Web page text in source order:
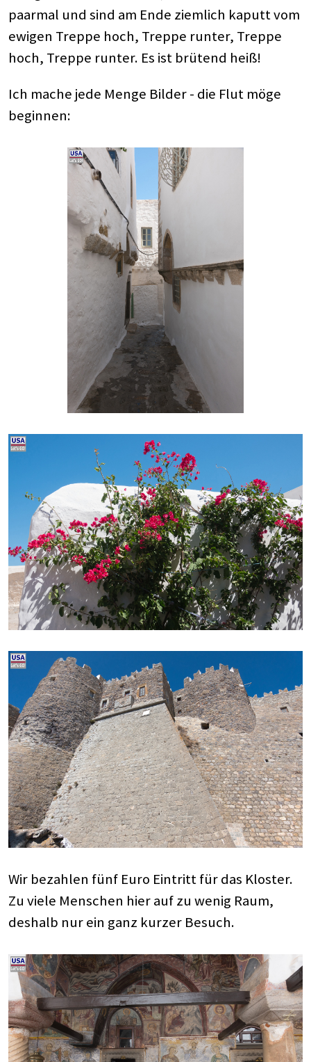
paarmal und sind am Ende ziemlich kaputt vom
ewigen Treppe hoch, Treppe runter, Treppe
hoch, Treppe runter. Es ist brütend heiß!
Ich mache jede Menge Bilder - die Flut möge
beginnen:
Wir bezahlen fünf Euro Eintritt für das Kloster.
Zu viele Menschen hier auf zu wenig Raum,
deshalb nur ein ganz kurzer Besuch.